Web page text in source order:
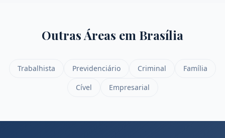
Outras Áreas em Brasília
Trabalhista Previdenciário Criminal
Família
Cível
Empresarial